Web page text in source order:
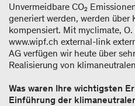
Unvermeidbare CO₂
generiert werden, werden über
kompensiert. Mit myclimate,
www.wipf.ch external-link
AG verfügen wir heute über
Realisierung von
Was waren Ihre wichtigsten
Einführung der